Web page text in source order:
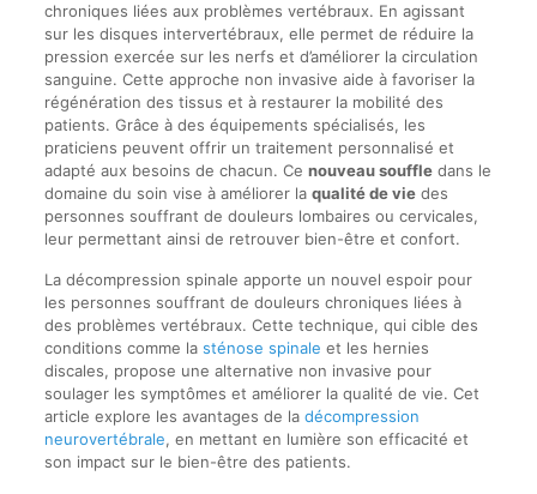
chroniques liées aux problèmes vertébraux. En agissant
sur les disques intervertébraux, elle permet de réduire la
pression exercée sur les nerfs et d’améliorer la circulation
sanguine. Cette approche non invasive aide à favoriser la
régénération des tissus et à restaurer la mobilité des
patients. Grâce à des équipements spécialisés, les
praticiens peuvent offrir un traitement personnalisé et
adapté aux besoins de chacun. Ce nouveau souffledans le
domaine du soin vise à améliorer la qualité de viedes
personnes souffrant de douleurs lombaires ou cervicales,
leur permettant ainsi de retrouver bien-être et confort.
La décompression spinale apporte un nouvel espoir pour
les personnes souffrant de douleurs chroniques liées à
des problèmes vertébraux. Cette technique, qui cible des
conditions comme la sténose spinale et les hernies
discales, propose une alternative non invasive pour
soulager les symptômes et améliorer la qualité de vie. Cet
article explore les avantages de la décompression
neurovertébrale, en mettant en lumière son efficacité et
son impact sur le bien-être des patients.